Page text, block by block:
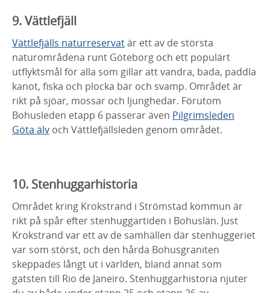
9. Vättlefjäll
Vättlefjälls naturreservatär ett av de största
naturområdena runt Göteborg och ett populärt
utflyktsmål för alla som gillar att vandra, bada, paddla
kanot, fiska och plocka bär och svamp. Området är
rikt på sjöar, mossar och ljunghedar. Förutom
Bohusleden etapp 6 passerar även Pilgrimsleden
Göta älv och Vättlefjällsleden genom området.
10. Stenhuggarhistoria
Området kring Krokstrand i Strömstad kommun är
rikt på spår efter stenhuggartiden i Bohuslän. Just
Krokstrand var ett av de samhällen där stenhuggeriet
var som störst, och den hårda Bohusgraniten
skeppades långt ut i världen, bland annat som
gatsten till Rio de Janeiro. Stenhuggarhistoria njuter